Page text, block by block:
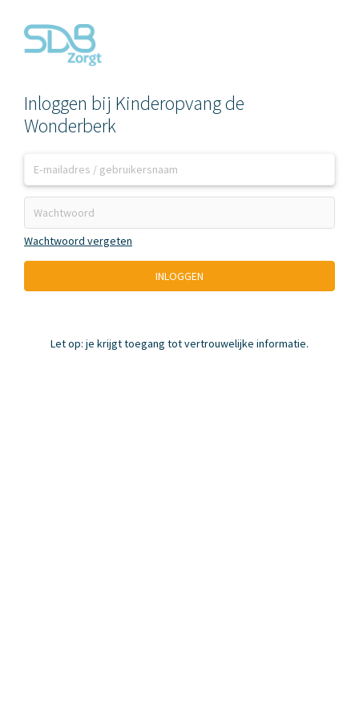
Inloggen bij Kinderopvang de
Wonderberk
Wachtwoord vergeten
INLOGGEN
Let op: je krijgt toegang tot vertrouwelijke informatie.